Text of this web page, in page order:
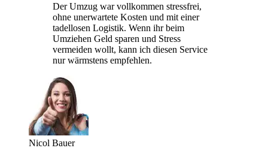
Der Umzug war vollkommen stressfrei,
ohne unerwartete Kosten und mit einer
tadellosen Logistik. Wenn ihr beim
Umziehen Geld sparen und Stress
vermeiden wollt, kann ich diesen Service
nur wärmstens empfehlen.
Nicol Bauer